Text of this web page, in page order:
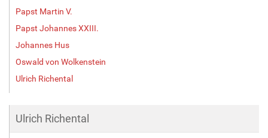
Papst Martin V.
Papst Johannes XXIII.
Johannes Hus
Oswald von Wolkenstein
Ulrich Richental
Ulrich Richental